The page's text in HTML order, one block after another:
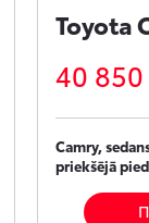
Toyota
40 850
Camry,
priekšējā